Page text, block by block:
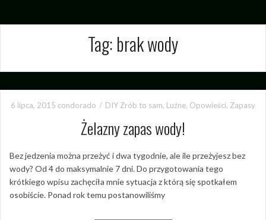
Tag: brak wody
6 lipca, 2015 condorado DIY Zrób to sam, Luźne, Opowieści, Zapasy
Żelazny zapas wody!
Bez jedzenia można przeżyć i dwa tygodnie, ale ile przeżyjesz bez
wody? Od 4 do maksymalnie 7 dni. Do przygotowania tego
krótkiego wpisu zachęciła mnie sytuacja z którą się spotkałem
osobiście. Ponad rok temu postanowiliśmy